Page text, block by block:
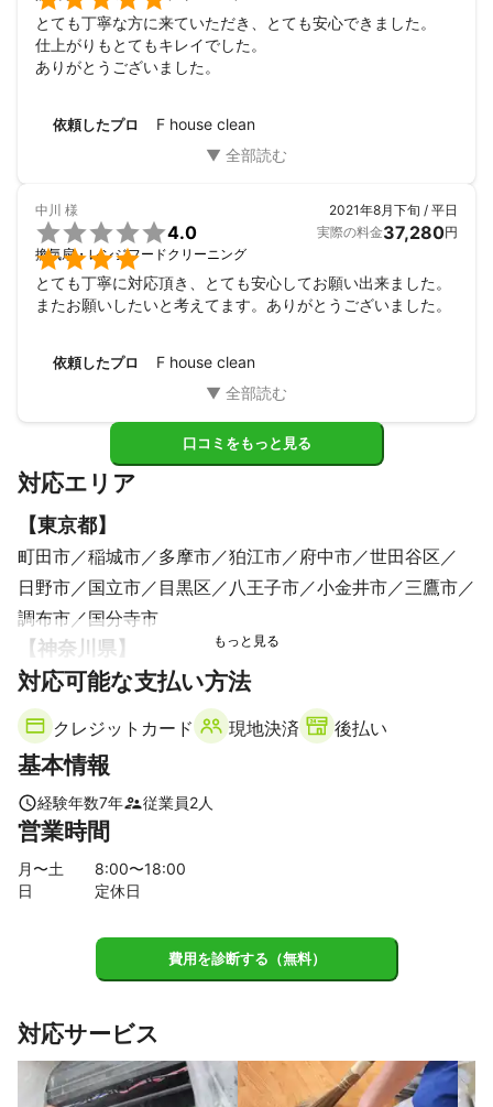
とても丁寧な方に来ていただき、とても安心できました。
仕上がりもとてもキレイでした。
ありがとうございました。
依頼したプロ F house clean
中川 様


4.0
換気扇・レンジフードクリーニング
2021年8月下旬 / 平日
実際の料金37,280円
とても丁寧に対応頂き、とても安心してお願い出来ました。
またお願いしたいと考えてます。ありがとうございました。
依頼したプロ F house clean
口コミをもっと見る
対応エリア
【東京都】
町田市 稲城市 多摩市 狛江市 府中市
世田谷区
日野市
国立市 目黒区 八王子市 小金井市
三鷹市
調布市
国分寺市
【神奈川県】
大和市 座間市 綾瀬市 横浜市
藤沢市
鎌倉市 平塚市
愛川町
寒川町 相模原市 清川村
対応可能な支払い方法
クレジットカード 現地決済 後払い
基本情報
経験年数7年 従業員2人
営業時間
月〜土 8:00〜18:00
日
定休日
費用を診断する（無料）
対応サービス